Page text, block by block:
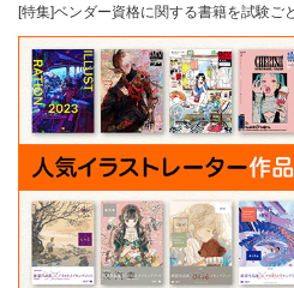
[特集]ベンダー資格に関する書籍を試験